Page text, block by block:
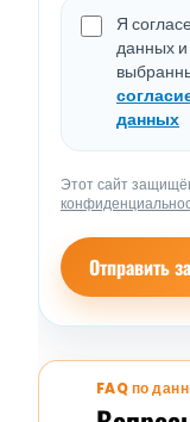
Я
данных и
данных
Этот сайт
Отправить
FAQ по